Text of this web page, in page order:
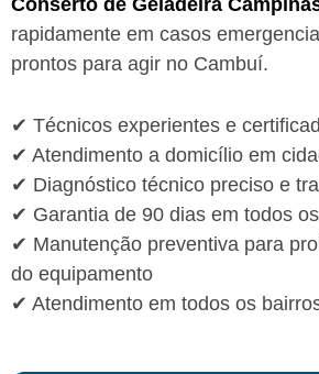
rapidamente em casos
prontos para agir no Cambuí.
✔ Técnicos experientes e
✔ Atendimento a domicílio em
✔ Diagnóstico técnico preciso e
✔ Garantia de 90 dias em todos
✔ Manutenção preventiva para
do equipamento
✔ Atendimento em todos os